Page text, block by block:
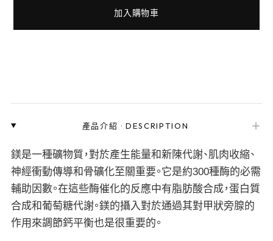
加入購物車
產品介紹 ·DESCRIPTION ＋
鎂是一種礦物質，對於產生能量和新陳代謝、肌肉收縮、
神經衝動傳導和骨礦化至關重要。它是約300種酶的必需
輔助因數。在這些酶催化的反應中有脂肪酸合成，蛋白質
合成和葡萄糖代謝。鎂的攝入對於通過其對甲狀旁腺的
作用來調節鈣平衡也是很重要的。